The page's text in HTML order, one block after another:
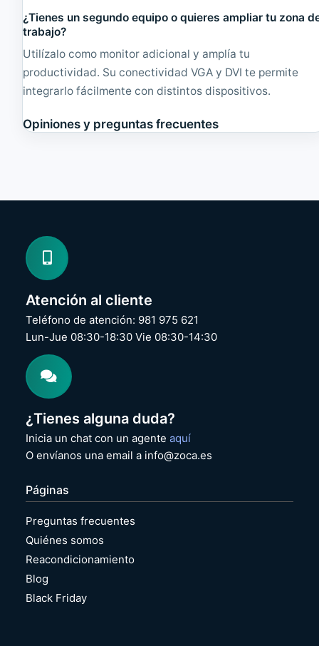
¿Tienes un segundo equipo o quieres ampliar tu zona
trabajo?
Utilízalo como monitor adicional y amplía tu
productividad. Su conectividad VGA y DVI te permite
integrarlo fácilmente con distintos dispositivos.
Opiniones y preguntas frecuentes
Atención al cliente
Teléfono de atención: 981 975 621
Lun-Jue 08:30-18:30 Vie 08:30-14:30
¿Tienes alguna duda?
Inicia un chat con un agenteaquí
O envíanos una email a info@zoca.es
Páginas
Preguntas frecuentes
Quiénes somos
Reacondicionamiento
Blog
Black Friday